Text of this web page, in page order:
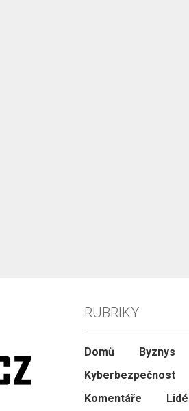
RUBRIKY
Domů
Byznys
Kyberbezpečnost
Komentáře
Lidé